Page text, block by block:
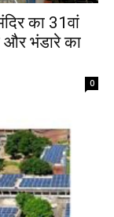
का 31वां
और भंडारे का
0